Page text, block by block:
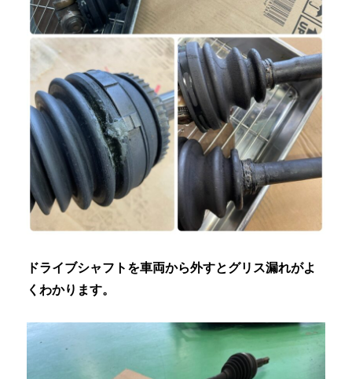
ドライブシャフトを車両から外すとグリス漏れがよ
くわかります。